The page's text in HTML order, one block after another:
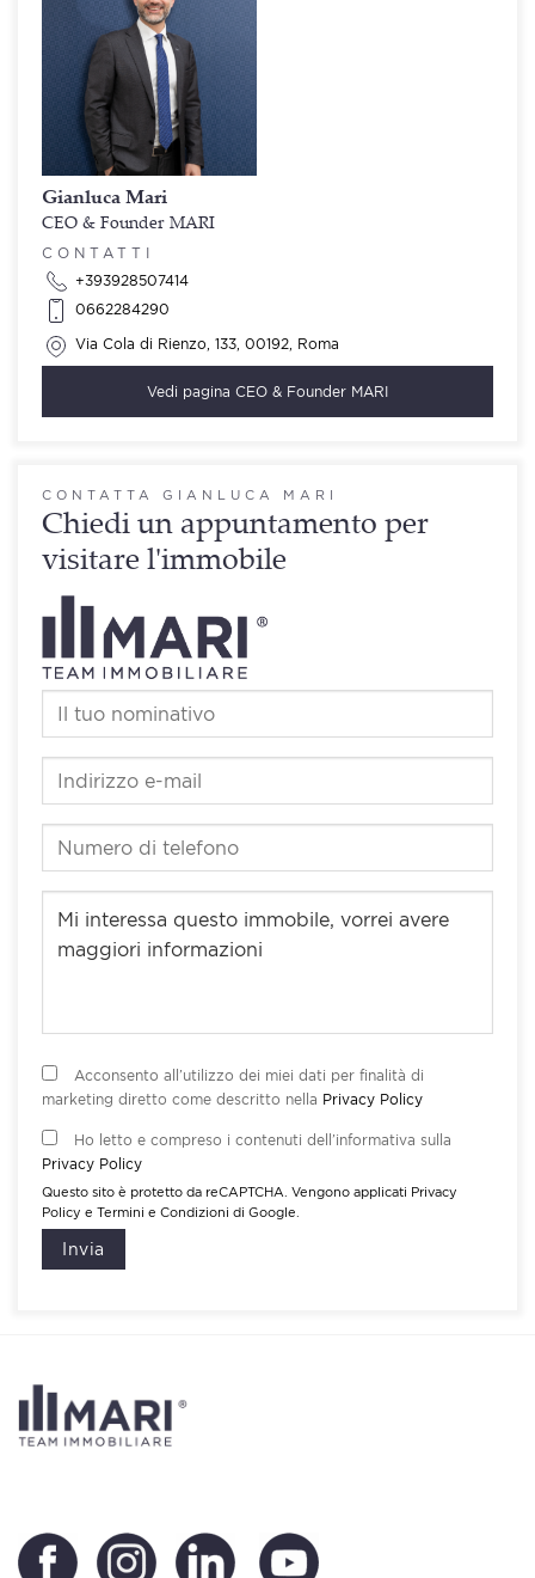
Gianluca Mari
CEO & Founder MARI
CONTATTI
+393928507414
0662284290
Via Cola di Rienzo, 133, 00192, Roma
Vedi pagina CEO & Founder MARI
CONTATTA GIANLUCA MARI
Chiedi un appuntamento per
visitare l'immobile
Acconsento all’utilizzo dei miei dati per finalità di
marketing diretto come descritto nella Privacy Policy
Ho letto e compreso i contenuti dell’informativa sulla
Privacy Policy
Questo sito è protetto da reCAPTCHA. Vengono applicati Privacy
Policy e Termini e Condizioni di Google.
Invia